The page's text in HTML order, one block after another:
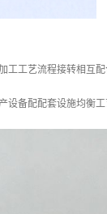
工工艺流程接转相互
备配配套设施均衡工